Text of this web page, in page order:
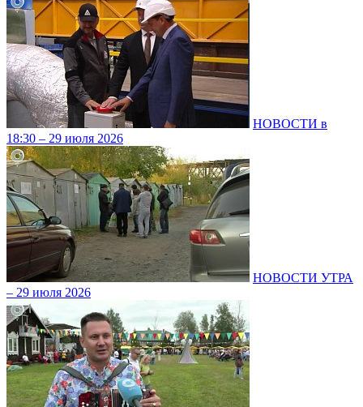
НОВОСТИ в
18:30 – 29 июля 2026
НОВОСТИ УТРА
– 29 июля 2026